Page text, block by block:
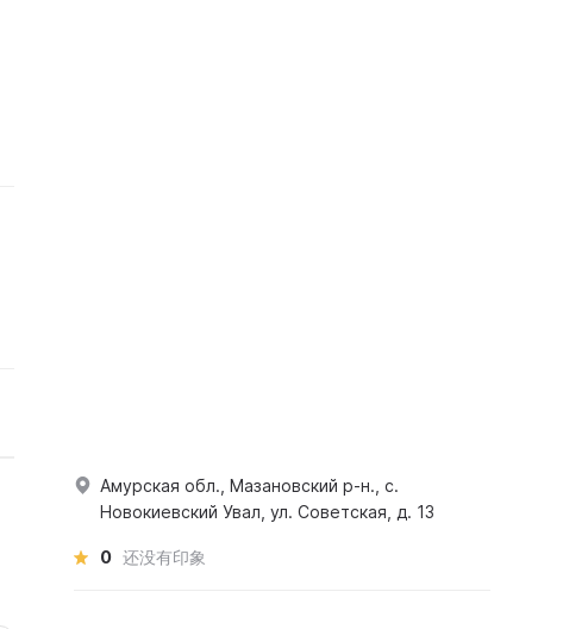
Амурская обл., Мазановский р-н., с.
Новокиевский Увал, ул. Советская, д. 13
0 还没有印象